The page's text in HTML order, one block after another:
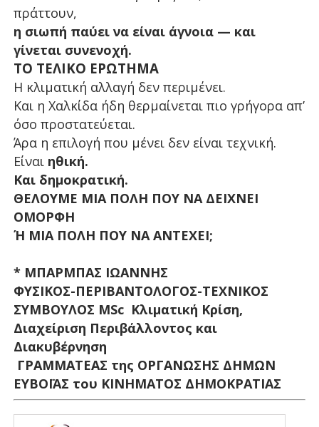
πράττουν,
η σιωπή παύει να είναι άγνοια — και
γίνεται συνενοχή.
ΤΟ ΤΕΛΙΚΟ ΕΡΩΤΗΜΑ
Η κλιματική αλλαγή δεν περιμένει.
Και η Χαλκίδα ήδη θερμαίνεται πιο γρήγορα απ’
όσο προστατεύεται.
Άρα η επιλογή που μένει δεν είναι τεχνική.
Είναι ηθική.
Και δημοκρατική.
ΘΕΛΟΥΜΕ ΜΙΑ ΠΟΛΗ ΠΟΥ ΝΑ ΔΕΙΧΝΕΙ
ΟΜΟΡΦΗ
Ή ΜΙΑ ΠΟΛΗ ΠΟΥ ΝΑ ΑΝΤΕΧΕΙ;
* ΜΠΑΡΜΠΑΣ ΙΩΑΝΝΗΣ
ΦΥΣΙΚΟΣ-ΠΕΡΙΒΑΝΤΟΛΟΓΟΣ-ΤΕΧΝΙΚΟΣ
ΣΥΜΒΟΥΛΟΣ MSc Κλιματική Κρίση,
Διαχείριση Περιβάλλοντος και
Διακυβέρνηση
ΓΡΑΜΜΑΤΕΑΣ της ΟΡΓΑΝΩΣΗΣ ΔΗΜΩΝ
ΕΥΒΟΪΑΣ του ΚΙΝΗΜΑΤΟΣ ΔΗΜΟΚΡΑΤΙΑΣ